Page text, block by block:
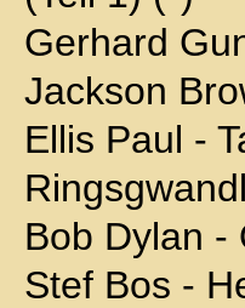
Gerhard
Jackson
Ellis Paul -
Bob Dylan -
Stef Bos -